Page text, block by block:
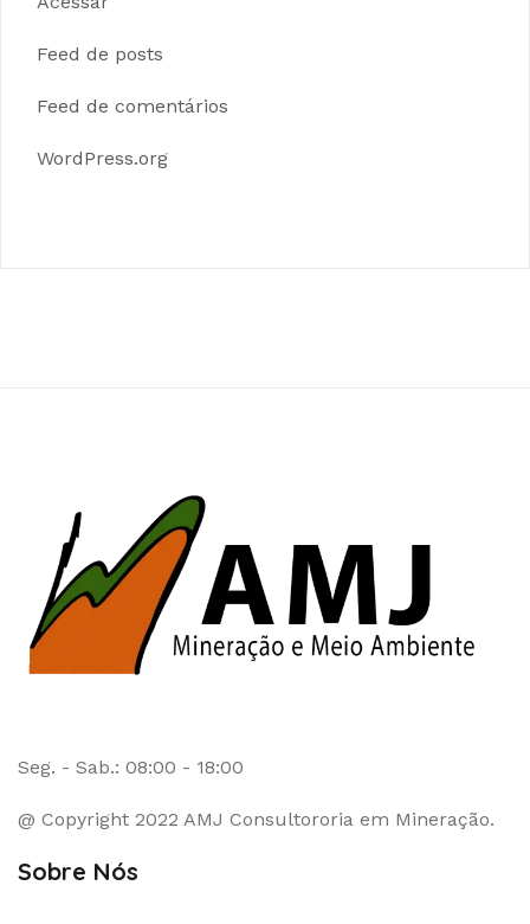
Feed de posts
Feed de comentários
WordPress.org
Seg. - Sab.: 08:00 - 18:00
@ Copyright 2022 AMJ Consultororia em Mineração.
Sobre Nós